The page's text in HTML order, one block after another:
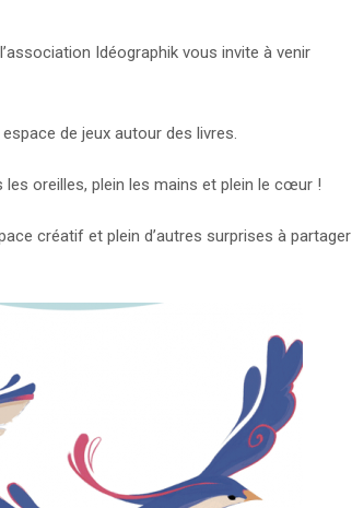
Idéographik vous invite à venir
de jeux autour des livres.
oreilles, plein les mains et plein le cœur !
créatif et plein d’autres surprises à partager